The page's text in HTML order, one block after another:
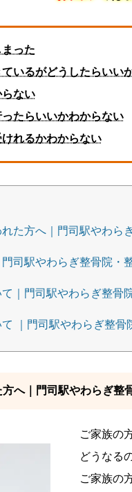
った
いるがどうしたらいい
ない
たらいいかわからない
れるかわからない
た方へ｜門司駅やわら
司駅やわらぎ整骨院・
｜門司駅やわらぎ整骨
｜門司駅やわらぎ整骨
へ｜門司駅やわらぎ整
ご家族の
どうなる
ご家族の